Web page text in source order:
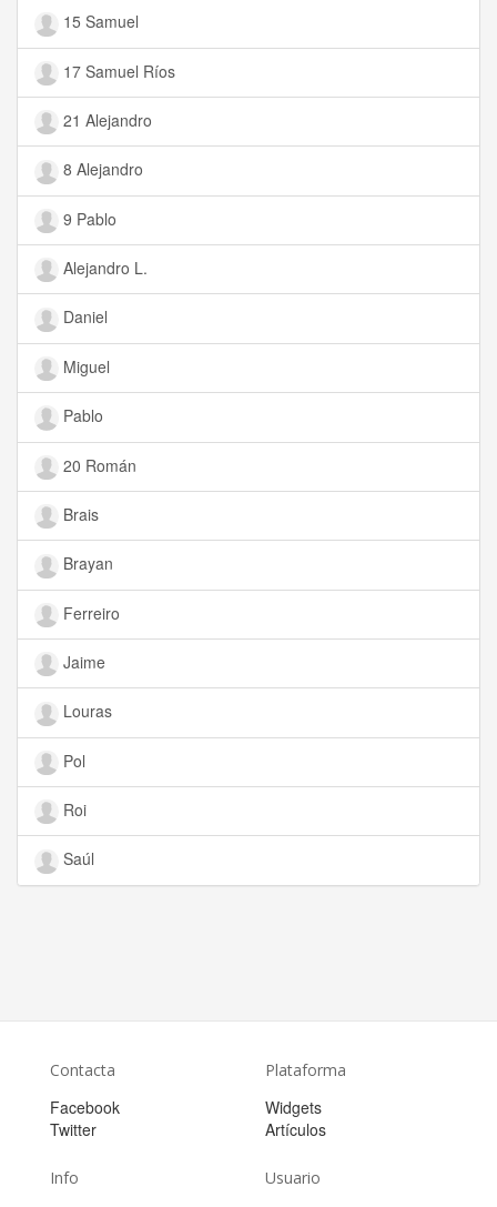
15 Samuel
17 Samuel Ríos
21 Alejandro
8 Alejandro
9 Pablo
Alejandro L.
Daniel
Miguel
Pablo
20 Román
Brais
Brayan
Ferreiro
Jaime
Louras
Pol
Roi
Saúl
Contacta
Facebook
Twitter
Plataforma
Widgets
Artículos
Info Usuario